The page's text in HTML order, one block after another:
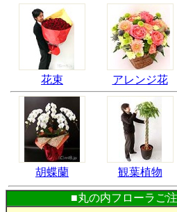
花束 アレンジ花
胡蝶蘭 観葉植物
■丸の内フローラご